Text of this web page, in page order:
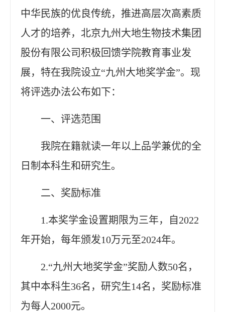
中华民族的优良传统，推进高层次高素质
人才的培养，北京九州大地生物技术集团
股份有限公司积极回馈学院教育事业发
展，特在我院设立“九州大地奖学金”。现
将评选办法公布如下：
一、评选范围
我院在籍就读一年以上品学兼优的全
日制本科生和研究生。
二、奖励标准
1.本奖学金设置期限为三年，自2022
年开始，每年颁发10万元至2024年。
2.“九州大地奖学金”奖励人数50名，
其中本科生36名，研究生14名，奖励标准
为每人2000元。